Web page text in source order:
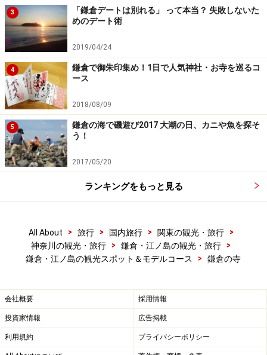
４位 浄妙寺
ングリッシュガーデンの美しい一軒家レストランがある
のも魅力です。本堂脇の茶席・喜泉庵では、和庭園を眺
かなひとときを過ごすことができます。洋庭園をお望み
なら、奥の石窯ガーデンテラスへ。イギリス人庭師が整
備する庭を眺めながら鎌倉野菜をふんだんに使った料理
を楽しめます。和と洋の文化が融合した鎌倉ならではの
3
「鎌倉デートは別れる」 って本当？ 失敗しないた
めのデート術
2019/04/24
4
鎌倉で御朱印集め！1日で人気神社・お寺を巡るコ
ース
2018/08/09
5
鎌倉の海で磯遊び2017 大潮の日、カニや魚を探そ
う！
2017/05/20
ランキングをもっと見る
All About > 旅行 > 国内旅行 > 関東の観光・旅行
>
神奈川の観光・旅行
> 鎌倉・江ノ島の観光・旅行
>
鎌倉・江ノ島の観光スポット＆モデルコース
> 鎌倉の寺
会社概要 採用情報
投資家情報 広告掲載
利用規約 プライバシーポリシー